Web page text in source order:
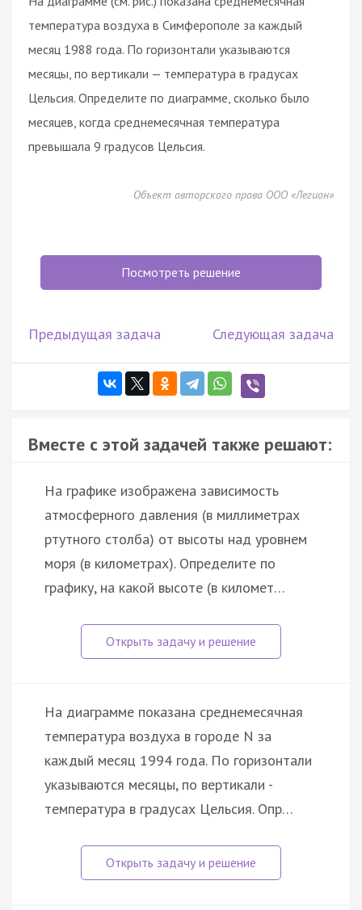
температура воздуха в Симферополе за каждый
месяц 1988 года. По горизонтали указываются
месяцы, по вертикали — температура в градусах
Цельсия. Определите по диаграмме, сколько было
месяцев, когда среднемесячная температура
превышала 9 градусов Цельсия.
Объект авторского права ООО «Легион»
Посмотреть решение
Предыдущая задача Следующая задача
Вместе с этой задачей также решают:
На графике изображена зависимость
атмосферного давления (в миллиметрах
ртутного столба) от высоты над уровнем
моря (в километрах). Определите по
графику, на какой высоте (в километ…
На диаграмме показана среднемесячная
температура воздуха в городе N за
каждый месяц 1994 года. По горизонтали
указываются месяцы, по вертикали -
температура в градусах Цельсия. Опр…